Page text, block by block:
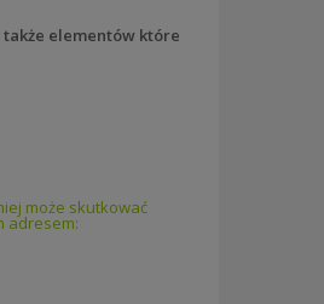
także elementów które
może skutkować
adresem: